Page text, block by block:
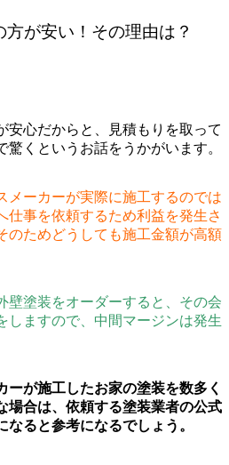
方が安い！その理由は？
安心だからと、見積もりを取って
驚くというお話をうかがいます。
メーカーが実際に施工するのでは
仕事を依頼するため利益を発生さ
のためどうしても施工金額が高額
壁塗装をオーダーすると、その会
しますので、中間マージンは発生
ーが施工したお家の塗装を数多く
場合は、依頼する塗装業者の公式
ると参考になるでしょう。